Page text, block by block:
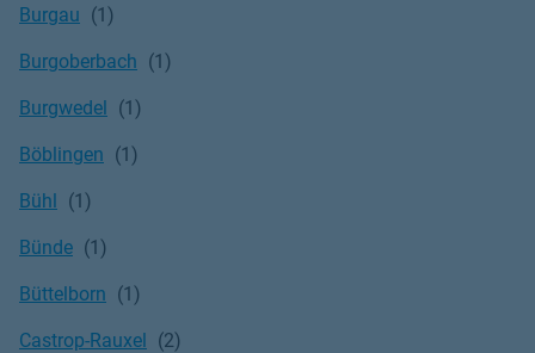
Burgau
Burgoberbach
Burgwedel
Böblingen
Bühl
Bünde
Büttelborn
Castrop-Rauxel